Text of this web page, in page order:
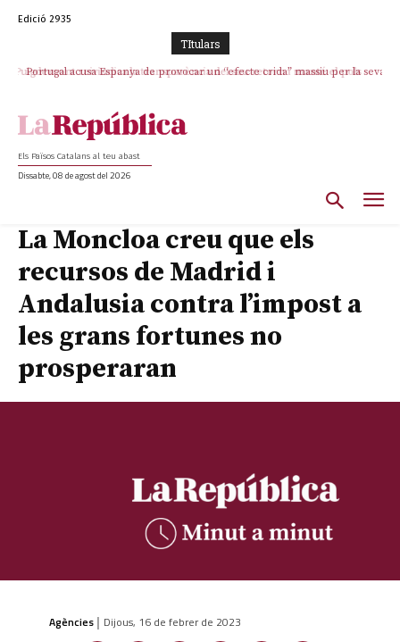
Edició 2935
TItulars
Portugal acusa Espanya de provocar un “efecte crida” massiu per la seva
Els Països Catalans al teu abast
Dissabte, 08 de agost del 2026
La Moncloa creu que els
recursos de Madrid i
Andalusia contra l’impost a
les grans fortunes no
prosperaran
Agències | Dijous, 16 de febrer de 2023